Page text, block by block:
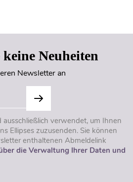
keine Neuheiten
Newsletter an
verwendet, um Ihnen
Ellipses zuzusenden. Sie können
enthaltenen Abmeldelink
die Verwaltung Ihrer Daten und